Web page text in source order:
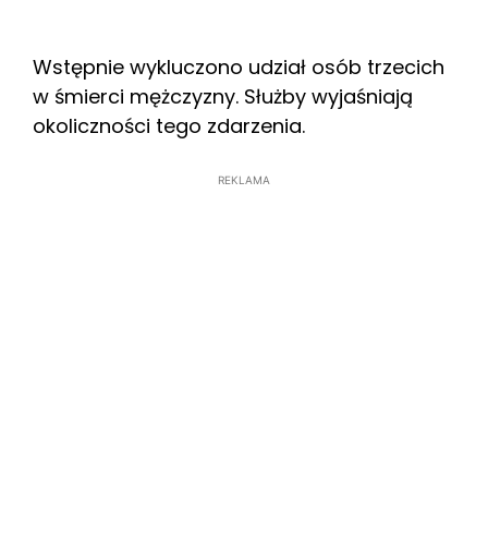
Wstępnie wykluczono udział osób trzecich
w śmierci mężczyzny. Służby wyjaśniają
okoliczności tego zdarzenia.
REKLAMA